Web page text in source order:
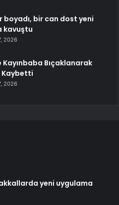
boyadı, bir can dost yeni
kavuştu
2026
Kayınbaba Bıçaklanarak
Kaybetti
2026
yeni uygulama